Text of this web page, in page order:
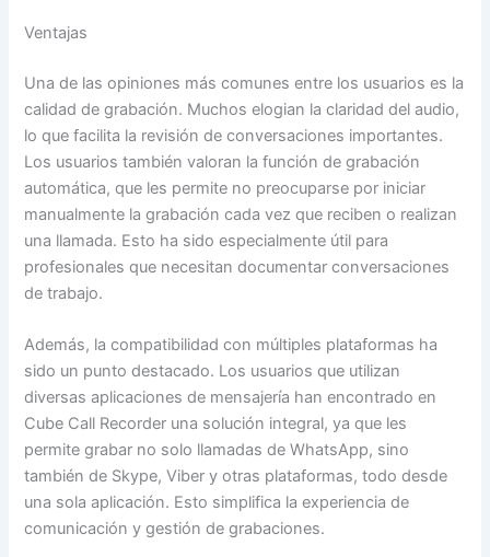
Ventajas
Una de las opiniones más comunes entre los usuarios es la
calidad de grabación. Muchos elogian la claridad del audio,
lo que facilita la revisión de conversaciones importantes.
Los usuarios también valoran la función de grabación
automática, que les permite no preocuparse por iniciar
manualmente la grabación cada vez que reciben o realizan
una llamada. Esto ha sido especialmente útil para
profesionales que necesitan documentar conversaciones
de trabajo.
Además, la compatibilidad con múltiples plataformas ha
sido un punto destacado. Los usuarios que utilizan
diversas aplicaciones de mensajería han encontrado en
Cube Call Recorder una solución integral, ya que les
permite grabar no solo llamadas de WhatsApp, sino
también de Skype, Viber y otras plataformas, todo desde
una sola aplicación. Esto simplifica la experiencia de
comunicación y gestión de grabaciones.